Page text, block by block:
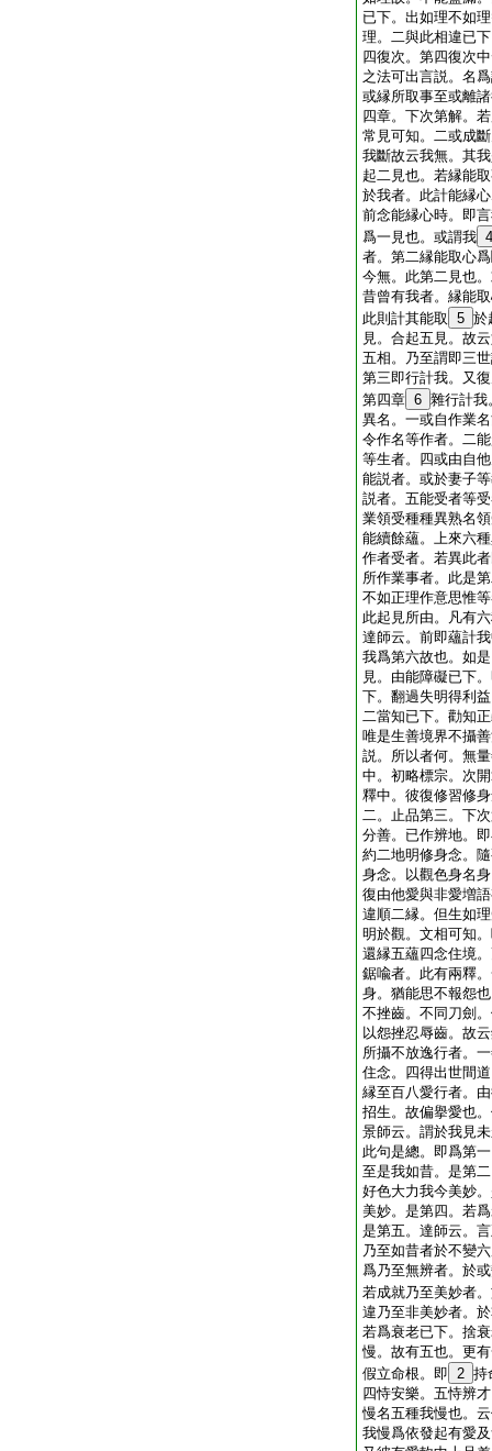
已下。出如理不如
理。二與此相違已
四復次。第四復次
之法可出言説。名
或縁所取事至或離
四章。下次第解。
常見可知。二或成
我斷故云我無。其
起二見也。若縁能
於我者。此計能縁
前念能縁心時。即
爲一見也。或謂我 4
者。第二縁能取心
今無。此第二見也
昔曾有我者。縁能
此則計其能取 5 於
見。合起五見。故
五相。乃至謂即三
第三即行計我。又
第四章 6 雜行計我
異名。一或自作業
令作名等作者。二
等生者。四或由自
能説者。或於妻子
説者。五能受者等
業領受種種異熟名
能續餘蘊。上來六
作者受者。若異此
所作業事者。此是
不如正理作意思惟
此起見所由。凡有
達師云。前即蘊計
我爲第六故也。如
見。由能障礙已下
下。翻過失明得利
二當知已下。勸知
唯是生善境界不攝
説。所以者何。無
中。初略標宗。次
釋中。彼復修習修
二。止品第三。下
分善。已作辨地。
約二地明修身念。
身念。以觀色身名
復由他愛與非愛増
違順二縁。但生如
明於觀。文相可知
還縁五蘊四念住境
鋸喩者。此有兩釋
身。猶能思不報怨
不挫齒。不同刀劍
以怨挫忍辱齒。故
所攝不放逸行者。
住念。四得出世間
縁至百八愛行者。
招生。故偏擧愛也
景師云。謂於我見
此句是總。即爲第
至是我如昔。是第
好色大力我今美妙
美妙。是第四。若
是第五。達師云。
乃至如昔者於不變
爲乃至無辨者。於
若成就乃至美妙者
違乃至非美妙者。
若爲衰老已下。捨
慢。故有五也。更
假立命根。即 2 持
四恃安樂。五恃辨
慢名五種我慢也。
我慢爲依發起有愛